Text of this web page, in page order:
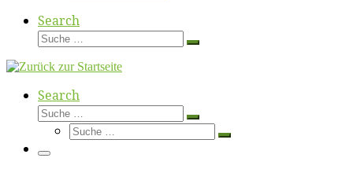
Search
Suche
Suche
Search
Suche
Suche
Suche
Suche
Menü